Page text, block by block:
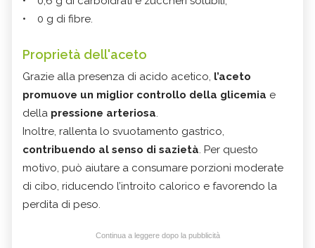
• 0 g di fibre.
Proprietà dell'aceto
Grazie alla presenza di acido acetico, l’aceto
promuove un miglior controllo della glicemia e
della pressione arteriosa.
Inoltre, rallenta lo svuotamento gastrico,
contribuendo al senso di sazietà. Per questo
motivo, può aiutare a consumare porzioni moderate
di cibo, riducendo l’introito calorico e favorendo la
perdita di peso.
Continua a leggere dopo la pubblicità